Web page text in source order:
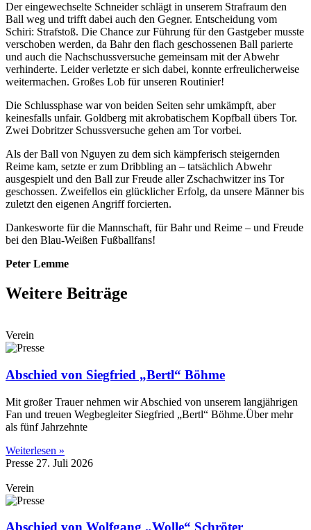
Der eingewechselte Schneider schlägt in unserem Strafraum den
Ball weg und trifft dabei auch den Gegner. Entscheidung vom
Schiri: Strafstoß. Die Chance zur Führung für den Gastgeber musste
verschoben werden, da Bahr den flach geschossenen Ball parierte
und auch die Nachschussversuche gemeinsam mit der Abwehr
verhinderte. Leider verletzte er sich dabei, konnte erfreulicherweise
weitermachen. Großes Lob für unseren Routinier!
Die Schlussphase war von beiden Seiten sehr umkämpft, aber
keinesfalls unfair. Goldberg mit akrobatischem Kopfball übers Tor.
Zwei Dobritzer Schussversuche gehen am Tor vorbei.
Als der Ball von Nguyen zu dem sich kämpferisch steigernden
Reime kam, setzte er zum Dribbling an – tatsächlich Abwehr
ausgespielt und den Ball zur Freude aller Zschachwitzer ins Tor
geschossen. Zweifellos ein glücklicher Erfolg, da unsere Männer bis
zuletzt den eigenen Angriff forcierten.
Dankesworte für die Mannschaft, für Bahr und Reime – und Freude
bei den Blau-Weißen Fußballfans!
Peter Lemme
Weitere Beiträge
Verein
Abschied von Siegfried „Bertl“ Böhme
Mit großer Trauer nehmen wir Abschied von unserem langjährigen
Fan und treuen Wegbegleiter Siegfried „Bertl“ Böhme.Über mehr
als fünf Jahrzehnte
Weiterlesen »
Presse 27. Juli 2026
Verein
Abschied von Wolfgang „Wolle“ Schröter